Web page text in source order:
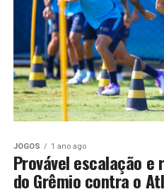
JOGOS 1 ano ago
Provável escalação e
do Grêmio contra o